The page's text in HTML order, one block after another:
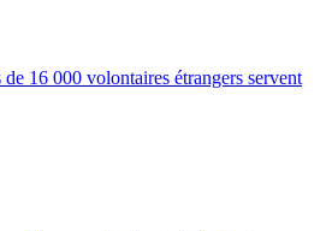
16 000 volontaires étrangers servent